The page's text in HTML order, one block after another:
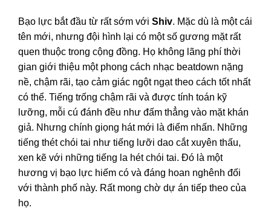
Bạo lực bắt đầu từ rất sớm với Shiv. Mặc dù là một cái
tên mới, nhưng đội hình lại có một số gương mặt rất
quen thuộc trong cộng đồng. Họ không lãng phí thời
gian giới thiệu một phong cách nhạc beatdown nặng
nề, chậm rãi, tạo cảm giác ngột ngạt theo cách tốt nhất
có thể. Tiếng trống chậm rãi và được tính toán kỹ
lưỡng, mỗi cú đánh đều như đấm thẳng vào mặt khán
giả. Nhưng chính giọng hát mới là điểm nhấn. Những
tiếng thét chói tai như tiếng lưỡi dao cắt xuyên thấu,
xen kẽ với những tiếng la hét chói tai. Đó là một
hương vị bạo lực hiếm có và đáng hoan nghênh đối
với thành phố này. Rất mong chờ dự án tiếp theo của
họ.